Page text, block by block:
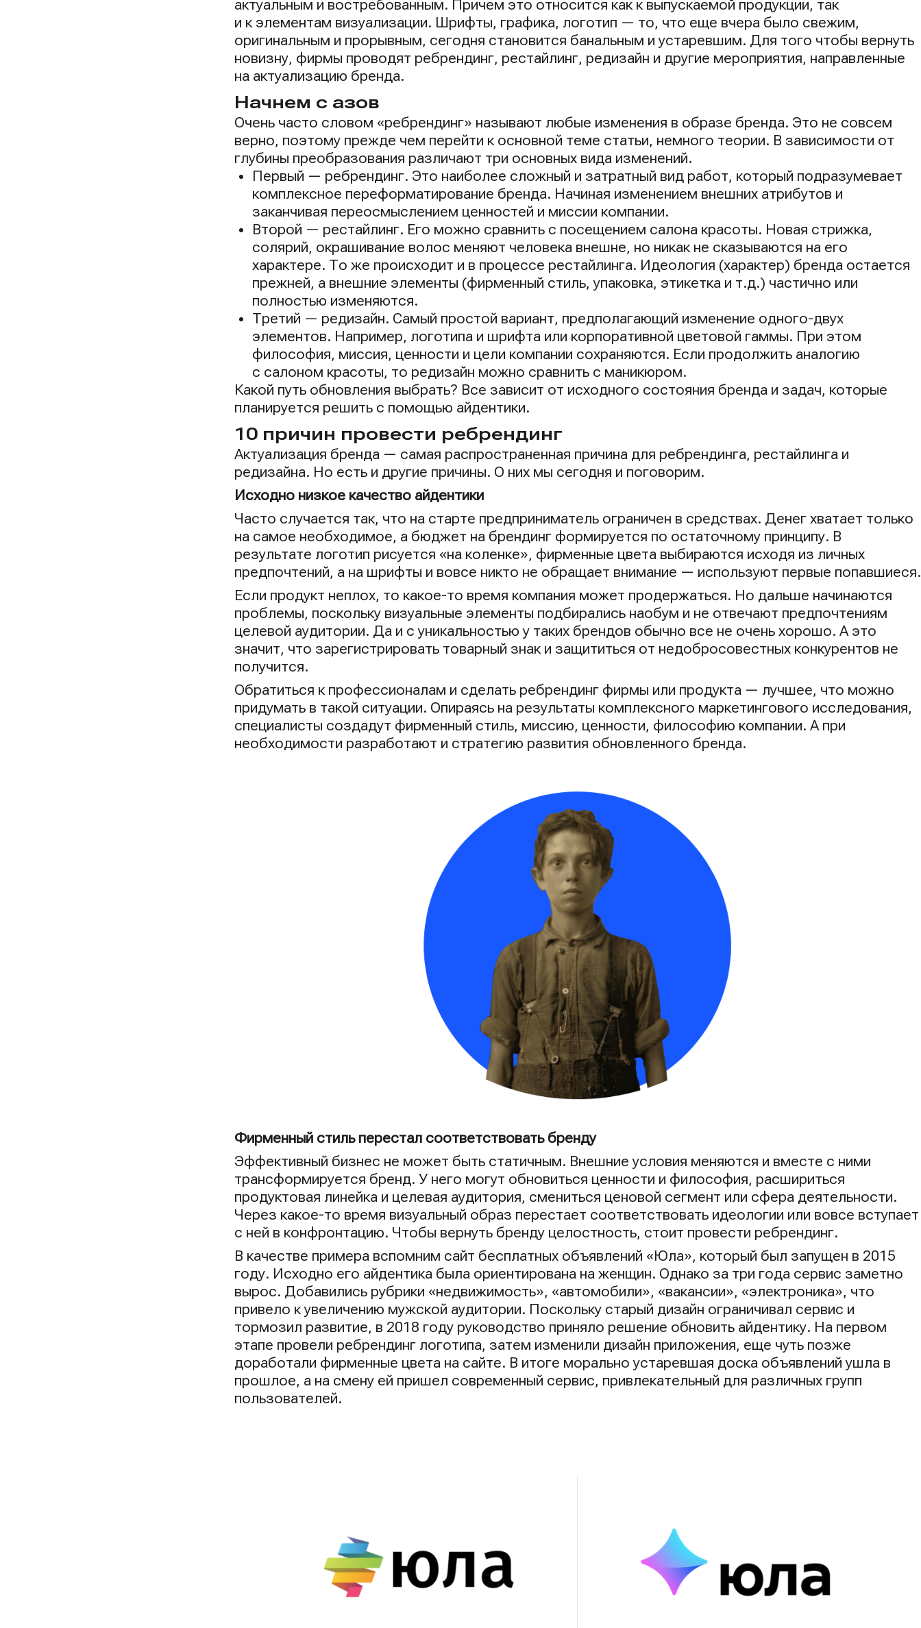
актуальным и востребованным. Причем это относится как к выпускаемой продукции, так
и к элементам визуализации. Шрифты, графика, логотип — то, что еще вчера было свежим,
оригинальным и прорывным, сегодня становится банальным и устаревшим. Для того чтобы вернуть
новизну, фирмы проводят ребрендинг, рестайлинг, редизайн и другие мероприятия, направленные
на актуализацию бренда.
Начнем с азов
Очень часто словом «ребрендинг» называют любые изменения в образе бренда. Это не совсем
верно, поэтому прежде чем перейти к основной теме статьи, немного теории. В зависимости от
глубины преобразования различают три основных вида изменений.
Первый — ребрендинг. Это наиболее сложный и затратный вид работ, который подразумевает
комплексное переформатирование бренда. Начиная изменением внешних атрибутов и
заканчивая переосмыслением ценностей и миссии компании.
Второй — рестайлинг. Его можно сравнить с посещением салона красоты. Новая стрижка,
солярий, окрашивание волос меняют человека внешне, но никак не сказываются на его
характере. То же происходит и в процессе рестайлинга. Идеология (характер) бренда остается
прежней, а внешние элементы (фирменный стиль, упаковка, этикетка и т.д.) частично или
полностью изменяются.
Третий — редизайн. Самый простой вариант, предполагающий изменение одного-двух
элементов. Например, логотипа и шрифта или корпоративной цветовой гаммы. При этом
философия, миссия, ценности и цели компании сохраняются. Если продолжить аналогию
с салоном красоты, то редизайн можно сравнить с маникюром.
Какой путь обновления выбрать? Все зависит от исходного состояния бренда и задач, которые
планируется решить с помощью айдентики.
10 причин провести ребрендинг
Актуализация бренда — самая распространенная причина для ребрендинга, рестайлинга и
редизайна. Но есть и другие причины. О них мы сегодня и поговорим.
Исходно низкое качество айдентики
Часто случается так, что на старте предприниматель ограничен в средствах. Денег хватает только
на самое необходимое, а бюджет на брендинг формируется по остаточному принципу. В
результате логотип рисуется «на коленке», фирменные цвета выбираются исходя из личных
предпочтений, а на шрифты и вовсе никто не обращает внимание — используют первые попавшиеся.
Если продукт неплох, то какое-то время компания может продержаться. Но дальше начинаются
проблемы, поскольку визуальные элементы подбирались наобум и не отвечают предпочтениям
целевой аудитории. Да и с уникальностью у таких брендов обычно все не очень хорошо. А это
значит, что зарегистрировать товарный знак и защититься от недобросовестных конкурентов не
получится.
Обратиться к профессионалам и сделать ребрендинг фирмы или продукта — лучшее, что можно
придумать в такой ситуации. Опираясь на результаты комплексного маркетингового исследования,
специалисты создадут фирменный стиль, миссию, ценности, философию компании. А при
необходимости разработают и стратегию развития обновленного бренда.
Фирменный стиль перестал соответствовать бренду
Эффективный бизнес не может быть статичным. Внешние условия меняются и вместе с ними
трансформируется бренд. У него могут обновиться ценности и философия, расшириться
продуктовая линейка и целевая аудитория, смениться ценовой сегмент или сфера деятельности.
Через какое-то время визуальный образ перестает соответствовать идеологии или вовсе вступает
с ней в конфронтацию. Чтобы вернуть бренду целостность, стоит провести ребрендинг.
В качестве примера вспомним сайт бесплатных объявлений «Юла», который был запущен в 2015
году. Исходно его айдентика была ориентирована на женщин. Однако за три года сервис заметно
вырос. Добавились рубрики «недвижимость», «автомобили», «вакансии», «электроника», что
привело к увеличению мужской аудитории. Поскольку старый дизайн ограничивал сервис и
тормозил развитие, в 2018 году руководство приняло решение обновить айдентику. На первом
этапе провели ребрендинг логотипа, затем изменили дизайн приложения, еще чуть позже
доработали фирменные цвета на сайте. В итоге морально устаревшая доска объявлений ушла в
прошлое, а на смену ей пришел современный сервис, привлекательный для различных групп
пользователей.